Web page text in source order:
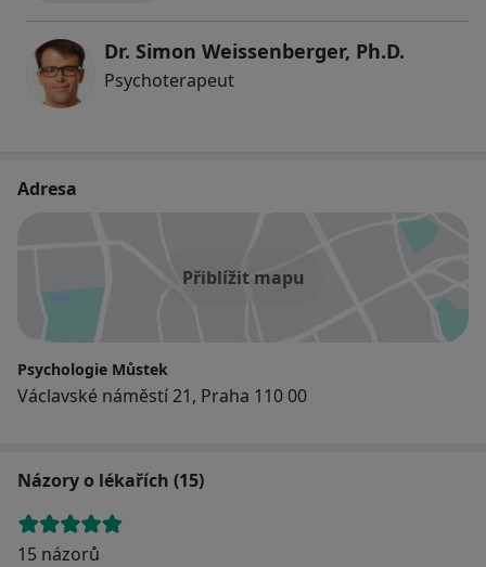
Dr. Simon Weissenberger, Ph.D.
Psychoterapeut
Adresa
Přiblížit mapu
Psychologie Můstek
Václavské náměstí 21, Praha 110 00
Názory o lékařích (15)
15 názorů